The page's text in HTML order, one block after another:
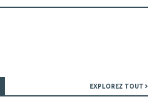
EXPLOREZ TOUT